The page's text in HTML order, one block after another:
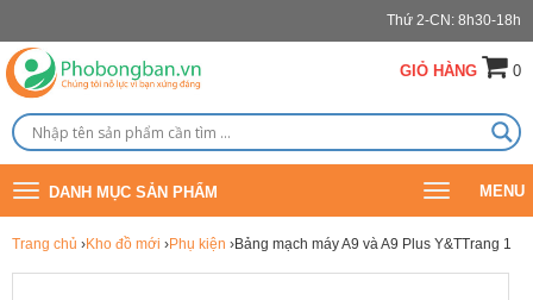
Thứ 2-CN: 8h30-18h
GIỎ HÀNG 0
Toggle
navigation
DANH MỤC SẢN PHẨM
Toggle
navigation
MENU
Trang chủ ›Kho đồ mới ›Phụ kiện ›Bảng mạch máy A9 và A9 Plus Y&TTrang 1